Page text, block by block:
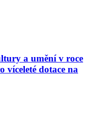
a umění v roce
víceleté dotace na